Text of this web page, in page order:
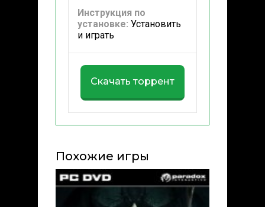
Инструкция по
установке: Установить
и играть
Скачать торрент
Похожие игры